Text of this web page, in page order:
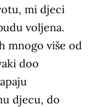
mi djeci
voljena.
mnogo više od
doo
djecu, do